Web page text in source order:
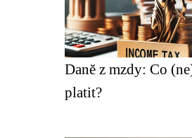
Daně z mzdy: Co
platit?